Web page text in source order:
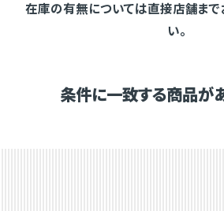
在庫の有無については直接店舗まで
い。
条件に一致する商品が